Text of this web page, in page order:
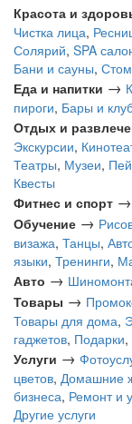
Красота и
Чистка лица,
Солярий, SPA
Бани и сауны,
Еда и напитки →
пироги, Бары и
Отдых и
Экскурсии,
Театры, Музеи,
Квесты
Фитнес и спорт →
Обучение →
визажа, Танцы,
языки, Тренинги,
Авто →
Товары →
Товары для дома,
гаджетов, Подарки,
Услуги →
цветов, Домашние
бизнеса, Ремонт и
Другие услуги